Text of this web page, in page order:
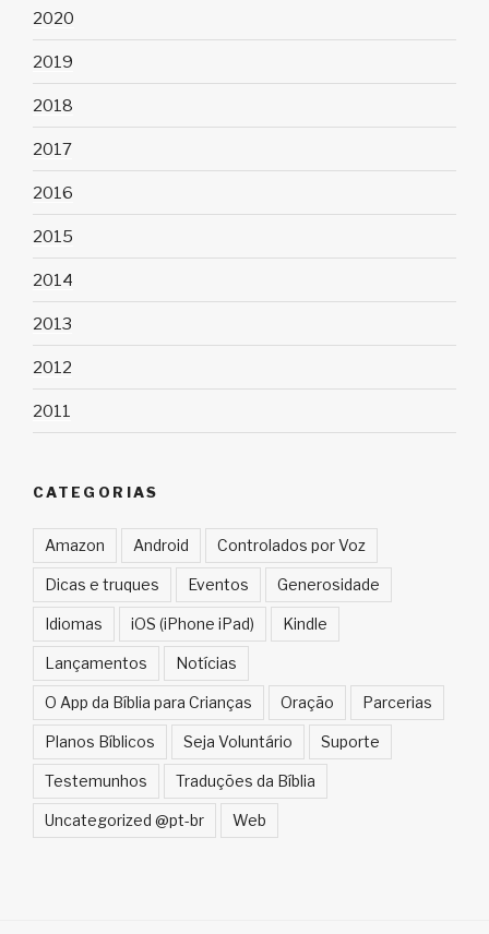
2020
2019
2018
2017
2016
2015
2014
2013
2012
2011
CATEGORIAS
Amazon Android Controlados por Voz
Dicas e truques Eventos Generosidade
Idiomas iOS (iPhone iPad) Kindle
Lançamentos Notícias
O App da Bíblia para Crianças Oração Parcerias
Planos Bíblicos Seja Voluntário Suporte
Testemunhos Traduções da Bíblia
Uncategorized @pt-br Web